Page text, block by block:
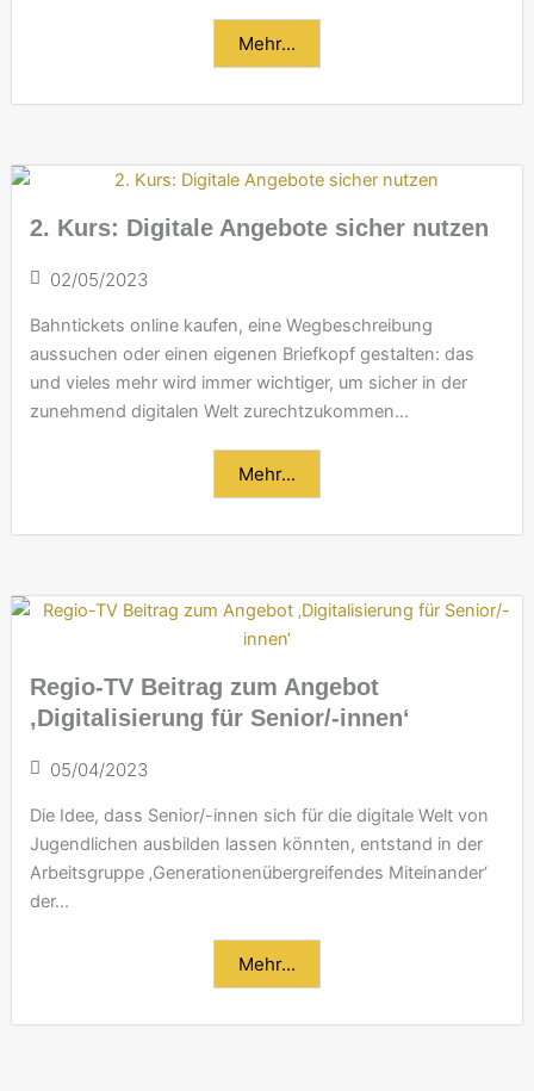
Mehr...
2. Kurs: Digitale Angebote sicher nutzen
02/05/2023
Bahntickets online kaufen, eine Wegbeschreibung
aussuchen oder einen eigenen Briefkopf gestalten: das
und vieles mehr wird immer wichtiger, um sicher in der
zunehmend digitalen Welt zurechtzukommen...
Mehr...
Regio-TV Beitrag zum Angebot
‚Digitalisierung für Senior/-innen‘
05/04/2023
Die Idee, dass Senior/-innen sich für die digitale Welt von
Jugendlichen ausbilden lassen könnten, entstand in der
Arbeitsgruppe ‚Generationenübergreifendes Miteinander‘
der...
Mehr...